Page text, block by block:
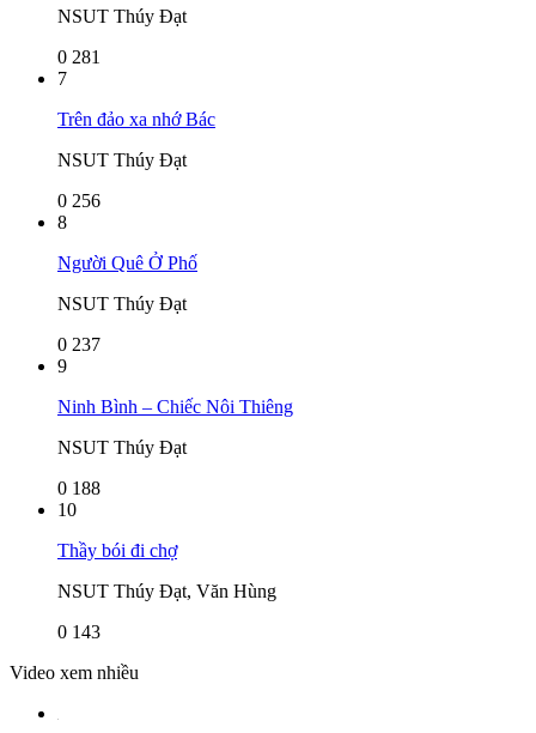
NSUT Thúy Đạt
0 281
7
Trên đảo xa nhớ Bác
NSUT Thúy Đạt
0 256
8
Người Quê Ở Phố
NSUT Thúy Đạt
0 237
9
Ninh Bình – Chiếc Nôi Thiêng
NSUT Thúy Đạt
0 188
10
Thầy bói đi chợ
NSUT Thúy Đạt, Văn Hùng
0 143
Video xem nhiều